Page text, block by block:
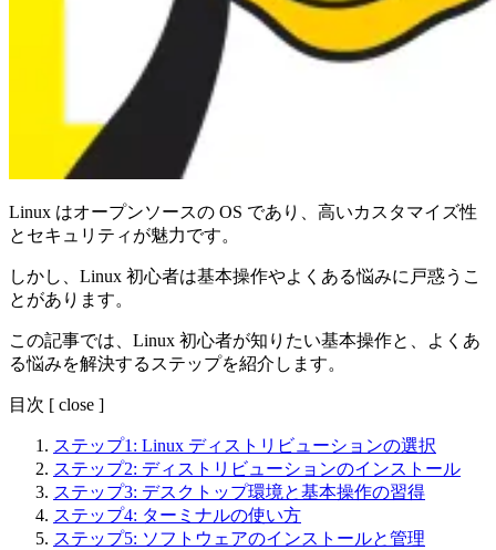
Linux はオープンソースの OS であり、高いカスタマイズ性
とセキュリティが魅力です。
しかし、Linux 初心者は基本操作やよくある悩みに戸惑うこ
とがあります。
この記事では、Linux 初心者が知りたい基本操作と、よくあ
る悩みを解決するステップを紹介します。
目次 [ close ]
ステップ1: Linux ディストリビューションの選択
ステップ2: ディストリビューションのインストール
ステップ3: デスクトップ環境と基本操作の習得
ステップ4: ターミナルの使い方
ステップ5: ソフトウェアのインストールと管理